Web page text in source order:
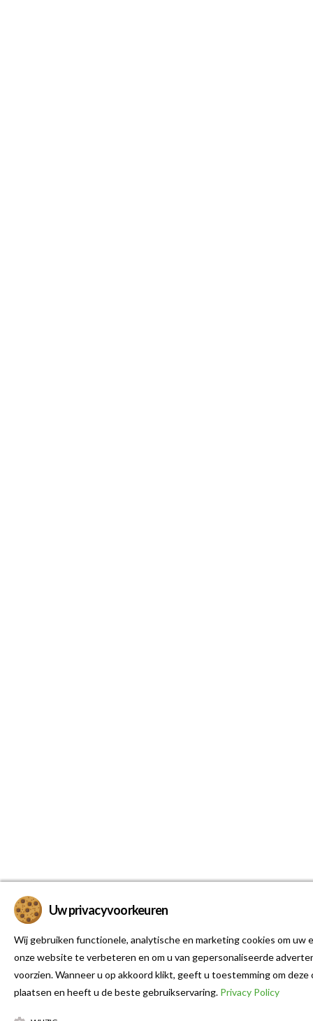
Uw privacyvoorkeuren
Wij gebruiken functionele, analytische en marketing cookies om uw
onze website te verbeteren en om u van gepersonaliseerde
voorzien. Wanneer u op akkoord klikt, geeft u toestemming om deze
plaatsen en heeft u de beste gebruikservaring. Privacy Policy